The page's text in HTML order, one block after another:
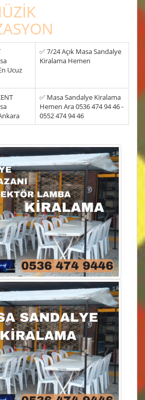
Ucuz
✅ 7/24 Açık Masa Sandalye
Kiralama Hemen
✅ Masa Sandalye Kiralama
Hemen Ara 0536 474 94 46 -
0552 474 94 46